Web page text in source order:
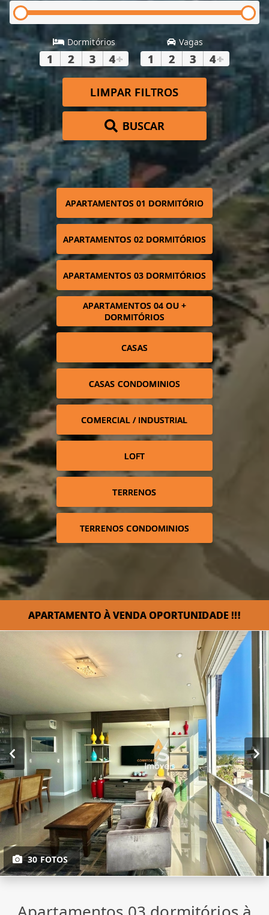
Dormitórios
1 2 3 4+
Vagas
1 2 3 4+
LIMPAR FILTROS
BUSCAR
APARTAMENTOS 01 DORMITÓRIO
APARTAMENTOS 02 DORMITÓRIOS
APARTAMENTOS 03 DORMITÓRIOS
APARTAMENTOS 04 OU +
DORMITÓRIOS
CASAS
CASAS CONDOMINIOS
COMERCIAL / INDUSTRIAL
LOFT
TERRENOS
TERRENOS CONDOMINIOS
APARTAMENTO À VENDA OPORTUNIDADE !!!
30 FOTOS